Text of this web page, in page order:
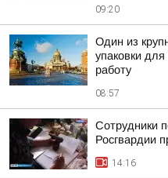
09:20
Один из
упаковки
работу
08:57
Сотрудники
Росгвардии
14:16